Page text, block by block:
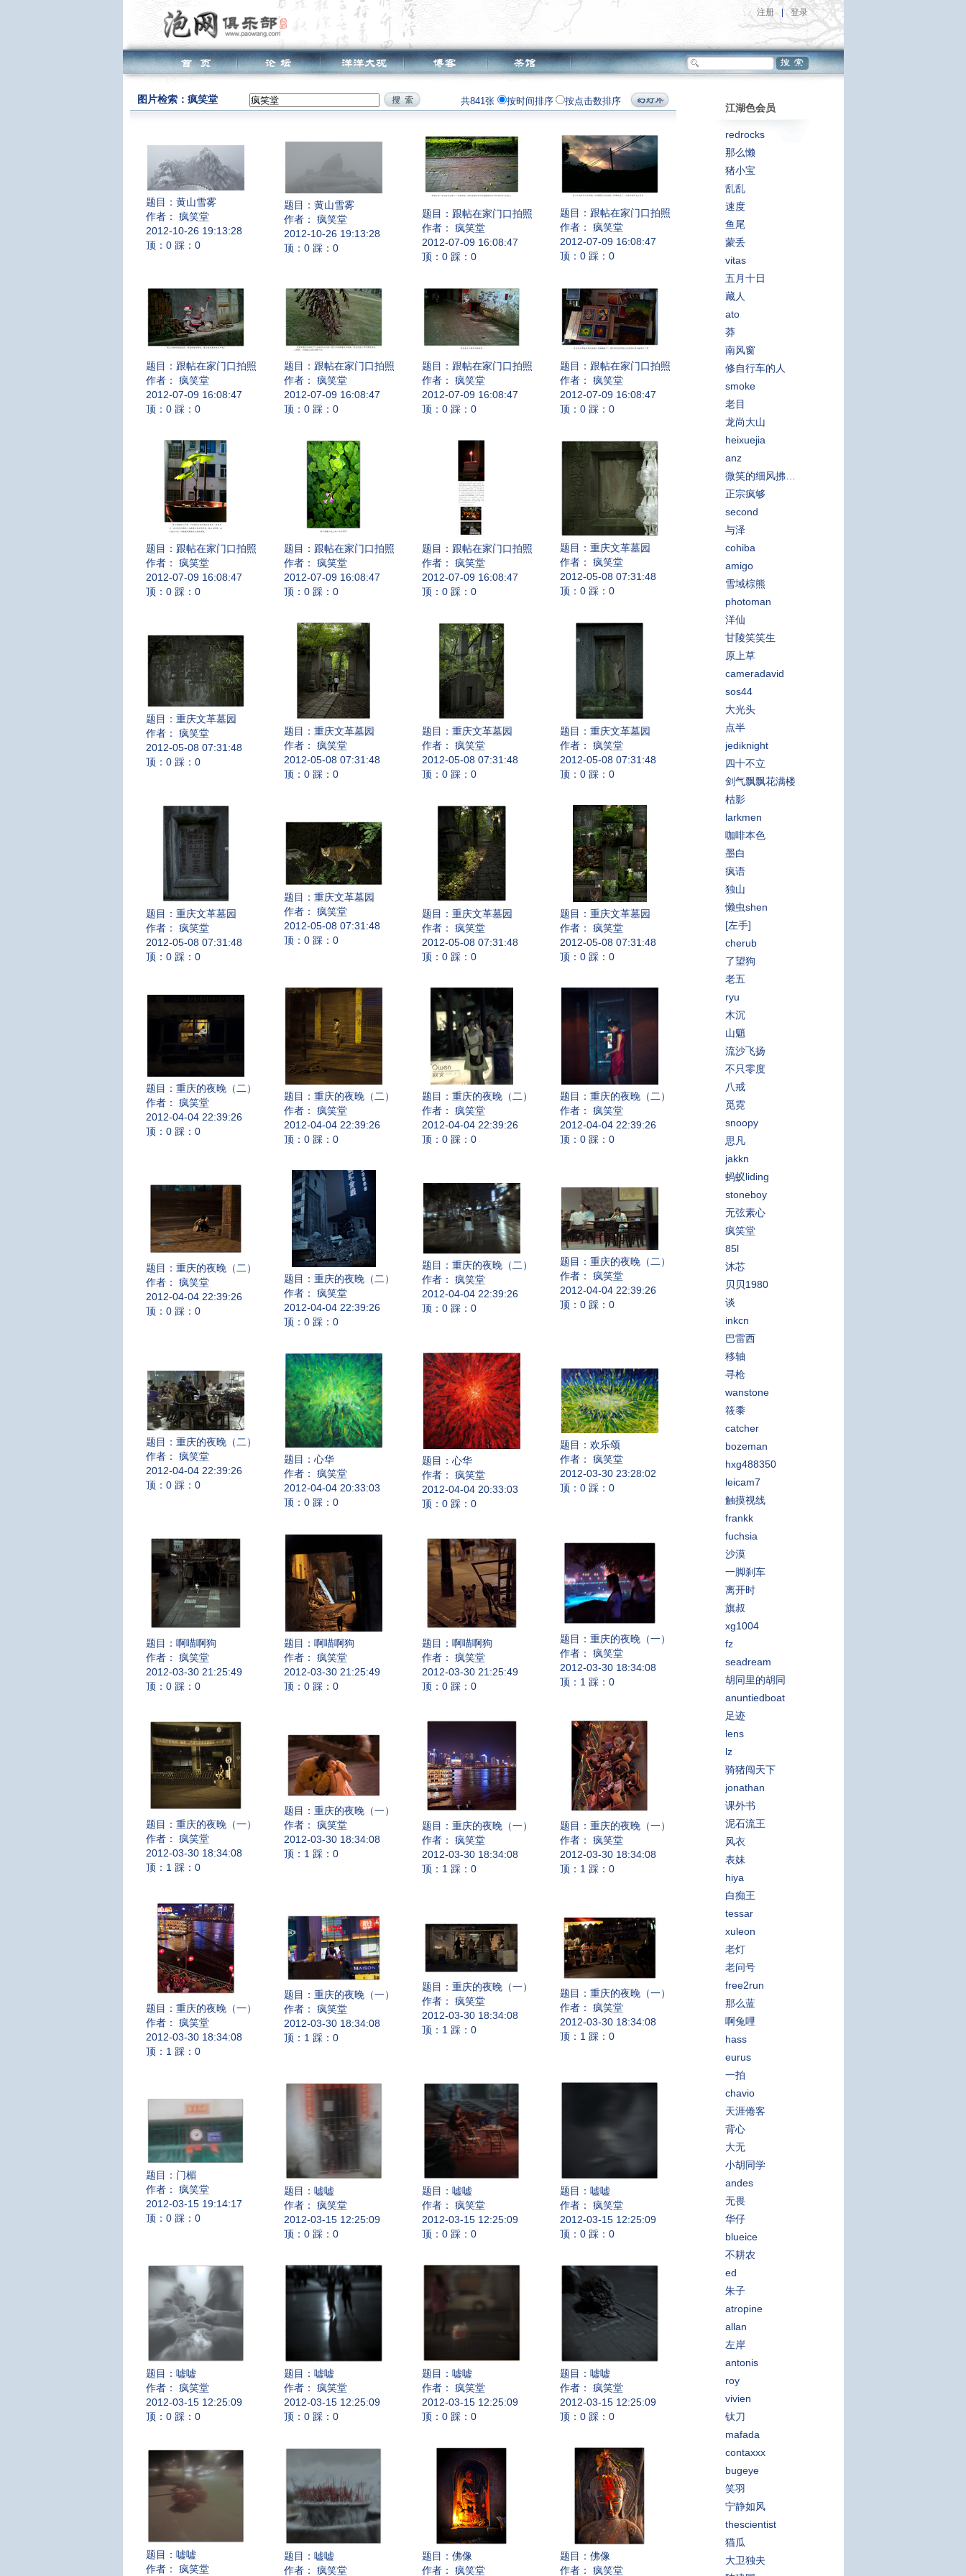
注册 登录
图片检索：疯笑堂 共841张 按时间排序 按点击数排序
题目： 黄山雪雾
作者： 疯笑堂
2012-10-26 19:13:28
顶：0 踩：0
题目： 黄山雪雾
作者： 疯笑堂
2012-10-26 19:13:28
顶：0 踩：0
题目： 跟帖在家门口拍照
作者： 疯笑堂
2012-07-09 16:08:47
顶：0 踩：0
题目： 跟帖在家门口拍照
作者： 疯笑堂
2012-07-09 16:08:47
顶：0 踩：0
题目： 跟帖在家门口拍照
作者： 疯笑堂
2012-07-09 16:08:47
顶：0 踩：0
题目： 跟帖在家门口拍照
作者： 疯笑堂
2012-07-09 16:08:47
顶：0 踩：0
题目： 跟帖在家门口拍照
作者： 疯笑堂
2012-07-09 16:08:47
顶：0 踩：0
题目： 跟帖在家门口拍照
作者： 疯笑堂
2012-07-09 16:08:47
顶：0 踩：0
题目： 跟帖在家门口拍照
作者： 疯笑堂
2012-07-09 16:08:47
顶：0 踩：0
题目： 跟帖在家门口拍照
作者： 疯笑堂
2012-07-09 16:08:47
顶：0 踩：0
题目： 跟帖在家门口拍照
作者： 疯笑堂
2012-07-09 16:08:47
顶：0 踩：0
题目： 重庆文革墓园
作者： 疯笑堂
2012-05-08 07:31:48
顶：0 踩：0
题目： 重庆文革墓园
作者： 疯笑堂
2012-05-08 07:31:48
顶：0 踩：0
题目： 重庆文革墓园
作者： 疯笑堂
2012-05-08 07:31:48
顶：0 踩：0
题目： 重庆文革墓园
作者： 疯笑堂
2012-05-08 07:31:48
顶：0 踩：0
题目： 重庆文革墓园
作者： 疯笑堂
2012-05-08 07:31:48
顶：0 踩：0
题目： 重庆文革墓园
作者： 疯笑堂
2012-05-08 07:31:48
顶：0 踩：0
题目： 重庆文革墓园
作者： 疯笑堂
2012-05-08 07:31:48
顶：0 踩：0
题目： 重庆文革墓园
作者： 疯笑堂
2012-05-08 07:31:48
顶：0 踩：0
题目： 重庆文革墓园
作者： 疯笑堂
2012-05-08 07:31:48
顶：0 踩：0
题目： 重庆的夜晚（二）
作者： 疯笑堂
2012-04-04 22:39:26
顶：0 踩：0
题目： 重庆的夜晚（二）
作者： 疯笑堂
2012-04-04 22:39:26
顶：0 踩：0
题目： 重庆的夜晚（二）
作者： 疯笑堂
2012-04-04 22:39:26
顶：0 踩：0
题目： 重庆的夜晚（二）
作者： 疯笑堂
2012-04-04 22:39:26
顶：0 踩：0
题目： 重庆的夜晚（二）
作者： 疯笑堂
2012-04-04 22:39:26
顶：0 踩：0
题目： 重庆的夜晚（二）
作者： 疯笑堂
2012-04-04 22:39:26
顶：0 踩：0
题目： 重庆的夜晚（二）
作者： 疯笑堂
2012-04-04 22:39:26
顶：0 踩：0
题目： 重庆的夜晚（二）
作者： 疯笑堂
2012-04-04 22:39:26
顶：0 踩：0
题目： 重庆的夜晚（二）
作者： 疯笑堂
2012-04-04 22:39:26
顶：0 踩：0
题目： 心华
作者： 疯笑堂
2012-04-04 20:33:03
顶：0 踩：0
题目： 心华
作者： 疯笑堂
2012-04-04 20:33:03
顶：0 踩：0
题目： 欢乐颂
作者： 疯笑堂
2012-03-30 23:28:02
顶：0 踩：0
题目： 啊喵啊狗
作者： 疯笑堂
2012-03-30 21:25:49
顶：0 踩：0
题目： 啊喵啊狗
作者： 疯笑堂
2012-03-30 21:25:49
顶：0 踩：0
题目： 啊喵啊狗
作者： 疯笑堂
2012-03-30 21:25:49
顶：0 踩：0
题目： 重庆的夜晚（一）
作者： 疯笑堂
2012-03-30 18:34:08
顶：1 踩：0
题目： 重庆的夜晚（一）
作者： 疯笑堂
2012-03-30 18:34:08
顶：1 踩：0
题目： 重庆的夜晚（一）
作者： 疯笑堂
2012-03-30 18:34:08
顶：1 踩：0
题目： 重庆的夜晚（一）
作者： 疯笑堂
2012-03-30 18:34:08
顶：1 踩：0
题目： 重庆的夜晚（一）
作者： 疯笑堂
2012-03-30 18:34:08
顶：1 踩：0
题目： 重庆的夜晚（一）
作者： 疯笑堂
2012-03-30 18:34:08
顶：1 踩：0
题目： 重庆的夜晚（一）
作者： 疯笑堂
2012-03-30 18:34:08
顶：1 踩：0
题目： 重庆的夜晚（一）
作者： 疯笑堂
2012-03-30 18:34:08
顶：1 踩：0
题目： 重庆的夜晚（一）
作者： 疯笑堂
2012-03-30 18:34:08
顶：1 踩：0
题目： 门楣
作者： 疯笑堂
2012-03-15 19:14:17
顶：0 踩：0
题目： 嘘嘘
作者： 疯笑堂
2012-03-15 12:25:09
顶：0 踩：0
题目： 嘘嘘
作者： 疯笑堂
2012-03-15 12:25:09
顶：0 踩：0
题目： 嘘嘘
作者： 疯笑堂
2012-03-15 12:25:09
顶：0 踩：0
题目： 嘘嘘
作者： 疯笑堂
2012-03-15 12:25:09
顶：0 踩：0
题目： 嘘嘘
作者： 疯笑堂
2012-03-15 12:25:09
顶：0 踩：0
题目： 嘘嘘
作者： 疯笑堂
2012-03-15 12:25:09
顶：0 踩：0
题目： 嘘嘘
作者： 疯笑堂
2012-03-15 12:25:09
顶：0 踩：0
题目： 嘘嘘
作者： 疯笑堂
题目： 嘘嘘
作者： 疯笑堂
题目： 佛像
作者： 疯笑堂
题目： 佛像
作者： 疯笑堂
江湖色会员
redrocks
那么懒
猪小宝
乱乱
速度
鱼尾
蒙丢
vitas
五月十日
藏人
ato
莽
南风窗
修自行车的人
smoke
老目
龙尚大山
heixuejia
anz
微笑的细风拂过脸庞
正宗疯够
second
与泽
cohiba
amigo
雪域棕熊
photoman
洋仙
甘陵笑笑生
原上草
cameradavid
sos44
大光头
点半
jediknight
四十不立
剑气飘飘花满楼
枯影
larkmen
咖啡本色
墨白
疯语
独山
懒虫shen
[左手]
cherub
了望狗
老五
ryu
木沉
山魈
流沙飞扬
不只零度
八戒
觅霓
snoopy
思凡
jakkn
蚂蚁liding
stoneboy
无弦素心
疯笑堂
85l
沐芯
贝贝1980
谈
inkcn
巴雷西
移轴
寻枪
wanstone
筱黍
catcher
bozeman
hxg488350
leicam7
触摸视线
frankk
fuchsia
沙漠
一脚刹车
离开时
旗叔
xg1004
fz
seadream
胡同里的胡同
anuntiedboat
足迹
lens
lz
骑猪闯天下
jonathan
课外书
泥石流王
风衣
表妹
hiya
白痴王
tessar
xuleon
老灯
老问号
free2run
那么蓝
啊兔哩
hass
eurus
一拍
chavio
天涯倦客
背心
大无
小胡同学
andes
无畏
华仔
blueice
不耕农
ed
朱子
atropine
allan
左岸
antonis
roy
vivien
钛刀
mafada
contaxxx
bugeye
笑羽
宁静如风
thescientist
猫瓜
大卫独夫